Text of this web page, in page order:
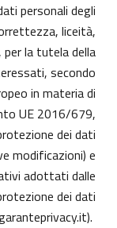
personali degli
liceità,
la tutela della
secondo
in materia di
UE 2016/679,
dei dati
modificazioni) e
adottati dalle
dei dati
).